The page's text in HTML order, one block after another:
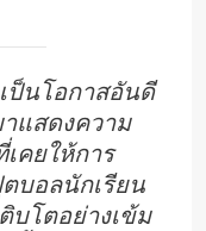
ป็นโอกาสอันดี
แสดงความ
คยให้การ
บอลนักเรียน
บโตอย่างเข้ม